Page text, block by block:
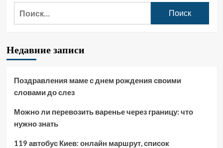
Недавние записи
Поздравления маме с днем рождения своими
словами до слез
Можно ли перевозить варенье через границу: что
нужно знать
119 автобус Киев: онлайн маршрут, список